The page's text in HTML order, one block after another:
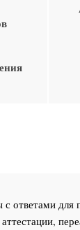
ответами для